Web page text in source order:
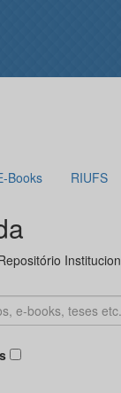
Books RIUFS